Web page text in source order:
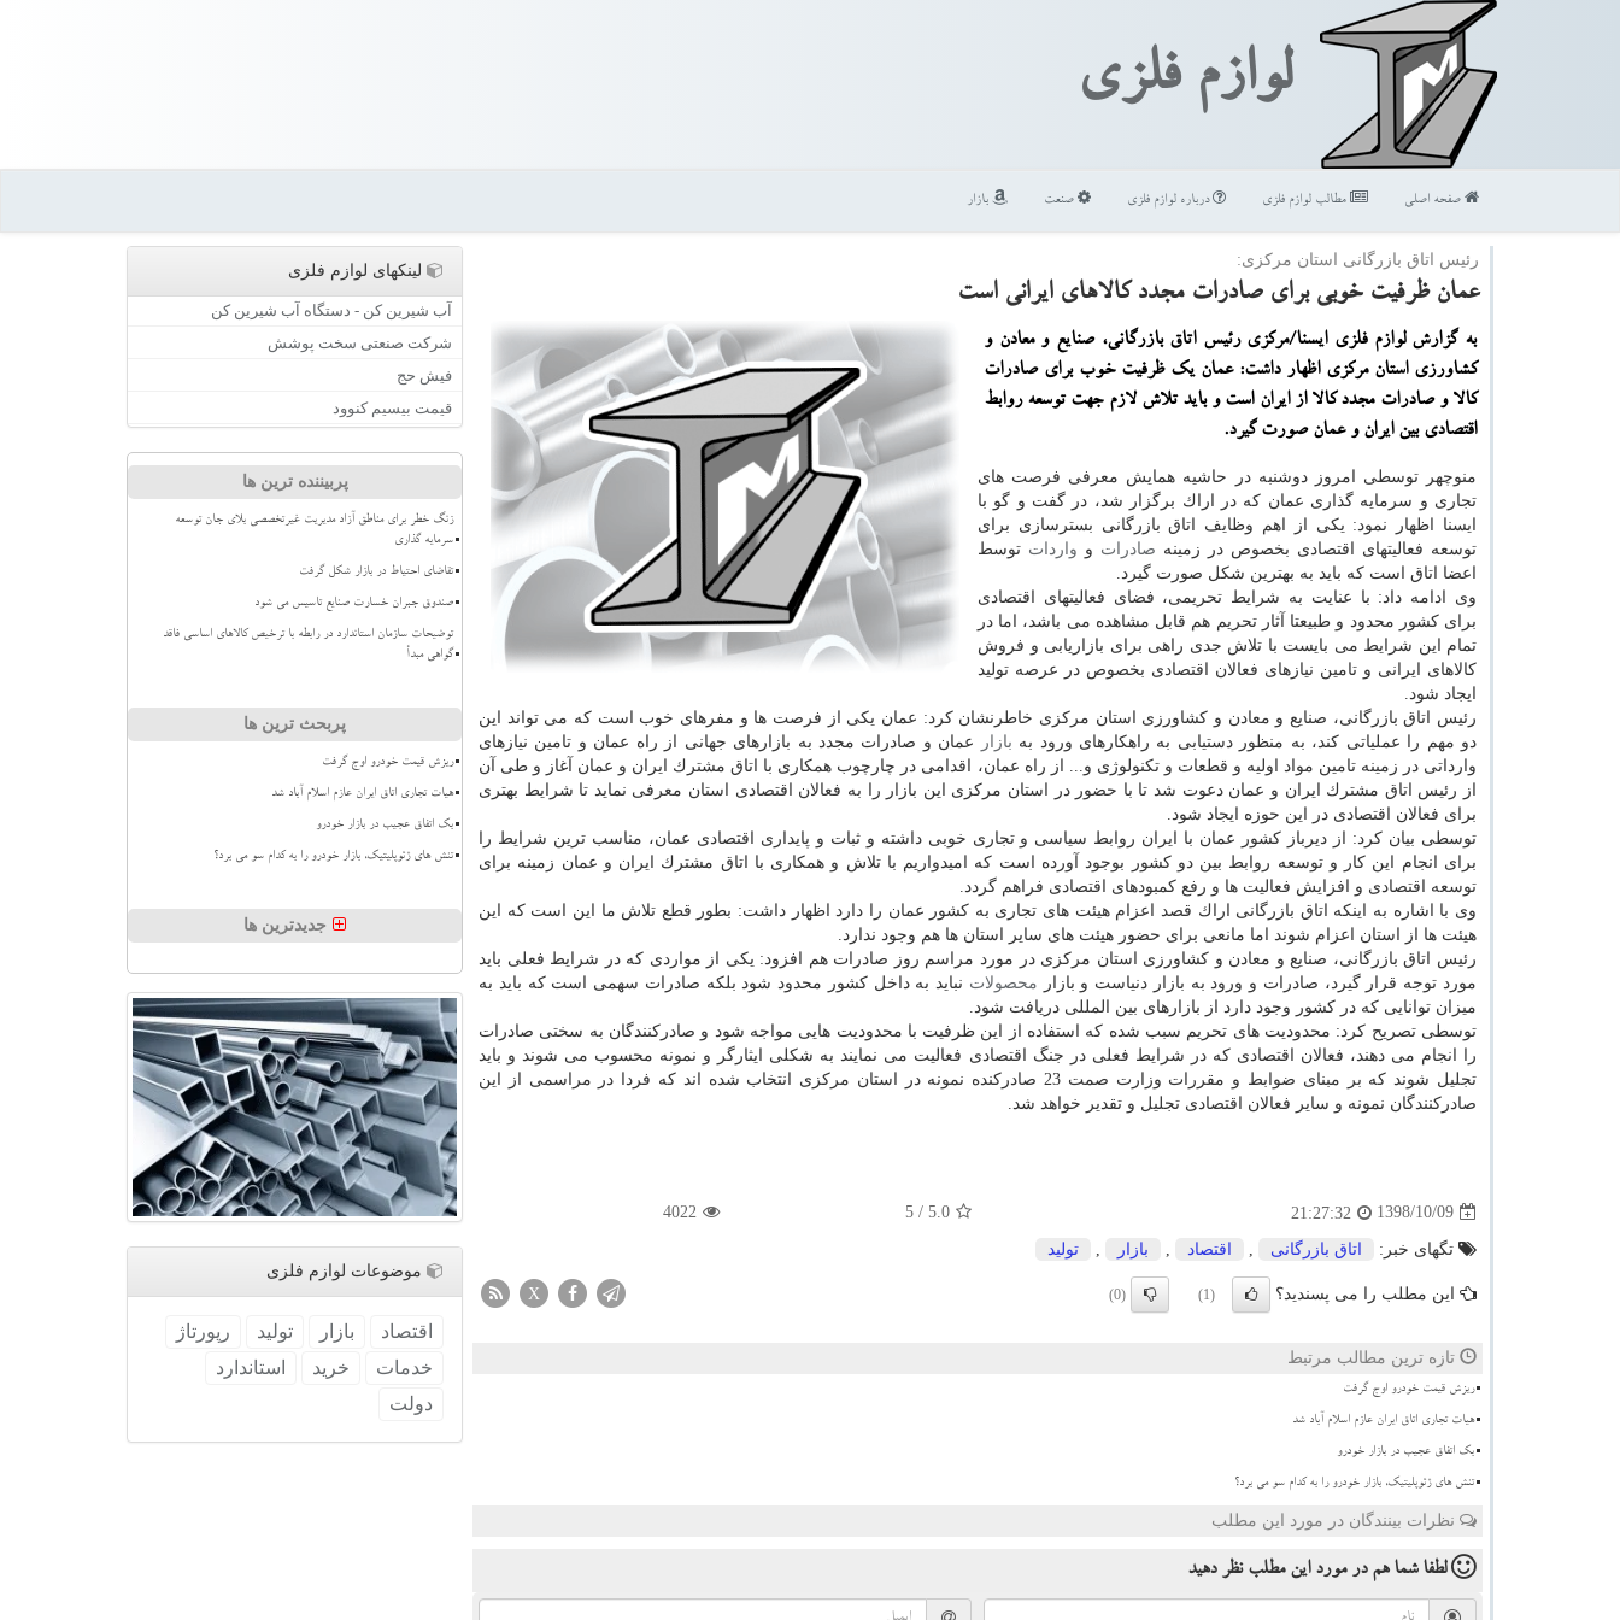
لوازم فلزی
صفحه اصلی مطالب لوازم فلزی درباره لوازم فلزی صنعت بازار
رئیس اتاق بازرگانی استان مركزی:
عمان ظرفیت خوبی برای صادرات مجدد كالاهای ایرانی است
به گزارش لوازم فلزی ایسنا/مركزی رئیس اتاق بازرگانی، صنایع و معادن و
كشاورزی استان مركزی اظهار داشت: عمان یك ظرفیت خوب برای صادرات
كالا و صادرات مجدد كالا از ایران است و باید تلاش لازم جهت توسعه روابط
اقتصادی بین ایران و عمان صورت گیرد.
منوچهر توسطی امروز دوشنبه در حاشیه همایش معرفی فرصت های
تجاری و سرمایه گذاری عمان كه در اراك برگزار شد، در گفت و گو با
ایسنا اظهار نمود: یكی از اهم وظایف اتاق بازرگانی بسترسازی برای
توسعه فعالیتهای اقتصادی بخصوص در زمینه صادرات و واردات توسط
اعضا اتاق است كه باید به بهترین شكل صورت گیرد.
وی ادامه داد: با عنایت به شرایط تحریمی، فضای فعالیتهای اقتصادی
برای كشور محدود و طبیعتا آثار تحریم هم قابل مشاهده می باشد، اما در
تمام این شرایط می بایست با تلاش جدی راهی برای بازاریابی و فروش
كالاهای ایرانی و تامین نیازهای فعالان اقتصادی بخصوص در عرصه تولید
ایجاد شود.
رئیس اتاق بازرگانی، صنایع و معادن و كشاورزی استان مركزی خاطرنشان كرد: عمان یكی از فرصت ها و مفرهای خوب است كه می تواند این
دو مهم را عملیاتی كند، به منظور دستیابی به راهكارهای ورود به بازار
عمان و صادرات مجدد به بازارهای جهانی از راه عمان و تامین نیازهای
وارداتی در زمینه تامین مواد اولیه و قطعات و تكنولوژی و... از راه عمان، اقدامی در چارچوب همكاری با اتاق مشترك ایران و عمان آغاز و طی آن
از رئیس اتاق مشترك ایران و عمان دعوت شد تا با حضور در استان مركزی این بازار را به فعالان اقتصادی استان معرفی نماید تا شرایط بهتری
برای فعالان اقتصادی در این حوزه ایجاد شود.
توسطی بیان كرد: از دیرباز كشور عمان با ایران روابط سیاسی و تجاری خوبی داشته و ثبات و پایداری اقتصادی عمان، مناسب ترین شرایط را
برای انجام این كار و توسعه روابط بین دو كشور بوجود آورده است كه امیدواریم با تلاش و همكاری با اتاق مشترك ایران و عمان زمینه برای
توسعه اقتصادی و افزایش فعالیت ها و رفع كمبودهای اقتصادی فراهم گردد.
وی با اشاره به اینكه اتاق بازرگانی اراك قصد اعزام هیئت های تجاری به كشور عمان را دارد اظهار داشت: بطور قطع تلاش ما این است كه این
هیئت ها از استان اعزام شوند اما مانعی برای حضور هیئت های سایر استان ها هم وجود ندارد.
رئیس اتاق بازرگانی، صنایع و معادن و كشاورزی استان مركزی در مورد مراسم روز صادرات هم افزود: یكی از مواردی كه در شرایط فعلی باید
مورد توجه قرار گیرد، صادرات و ورود به بازار دنیاست و بازار محصولات نباید به داخل كشور محدود شود بلكه صادرات سهمی است كه باید به
میزان توانایی كه در كشور وجود دارد از بازارهای بین المللی دریافت شود.
توسطی تصریح كرد: محدودیت های تحریم سبب شده كه استفاده از این ظرفیت با محدودیت هایی مواجه شود و صادركنندگان به سختی صادرات
را انجام می دهند، فعالان اقتصادی كه در شرایط فعلی در جنگ اقتصادی فعالیت می نمایند به شكلی ایثارگر و نمونه محسوب می شوند و باید
تجلیل شوند كه بر مبنای ضوابط و مقررات وزارت صمت 23 صادركنده نمونه در استان مركزی انتخاب شده اند كه فردا در مراسمی از این
صادركنندگان نمونه و سایر فعالان اقتصادی تجلیل و تقدیر خواهد شد.
1398/10/09
21:27:32
5.0
/ 5
4022
تگهای خبر: اتاق بازرگانی اقتصاد بازار تولید
این مطلب را می پسندید؟ (1)
(0)
X
تازه ترین مطالب مرتبط
ریزش قیمت خودرو اوج گرفت
هیات تجاری اتاق ایران عازم اسلام آباد شد
بک اتفاق عجیب در بازار خودرو
تنش های ژئوپلیتیک، بازار خودرو را به کدام سو می برد؟
نظرات بینندگان در مورد این مطلب
لطفا شما همدر مورد این مطلب نظر دهید
لینکهای لوازم فلزی
آب شیرین کن - دستگاه آب شیرین کن
شرکت صنعتی سخت پوشش
فیش حج
قیمت بیسیم کنوود
پربیننده ترین ها
زنگ خطر برای مناطق آزاد مدیریت غیرتخصصی بلای جان توسعه
سرمایه گذاری
تقاضای احتیاط در بازار شکل گرفت
صندوق جبران خسارت صنایع تاسیس می شود
توضیحات سازمان استاندارد در رابطه با ترخیص کالاهای اساسی فاقد
گواهی مبدأ
پربحث ترین ها
ریزش قیمت خودرو اوج گرفت
هیات تجاری اتاق ایران عازم اسلام آباد شد
بک اتفاق عجیب در بازار خودرو
تنش های ژئوپلیتیک، بازار خودرو را به کدام سو می برد؟
جدیدترین ها
موضوعات لوازم فلزی
اقتصاد بازار تولید
رپورتاژ
خدمات
خرید
استاندارد
دولت